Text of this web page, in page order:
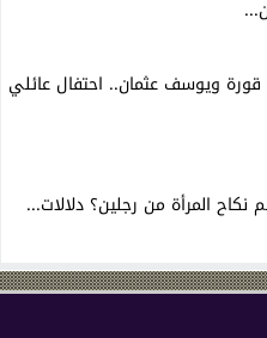
ويوسف عثمان.. احتفال عائلي
نكاح المرأة من رجلين؟ دلالات...